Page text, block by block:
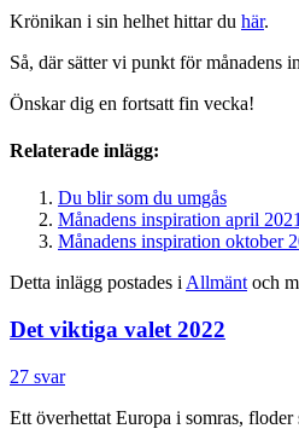
Krönikan i sin helhet hittar du här.
Så, där sätter vi punkt för månadens
Önskar dig en fortsatt fin vecka!
Relaterade inlägg:
Du blir som du umgås
Månadens inspiration april 2021
Månadens inspiration oktober
Detta inlägg postades i Allmänt och
Det viktiga valet 2022
27 svar
Ett överhettat Europa i somras,